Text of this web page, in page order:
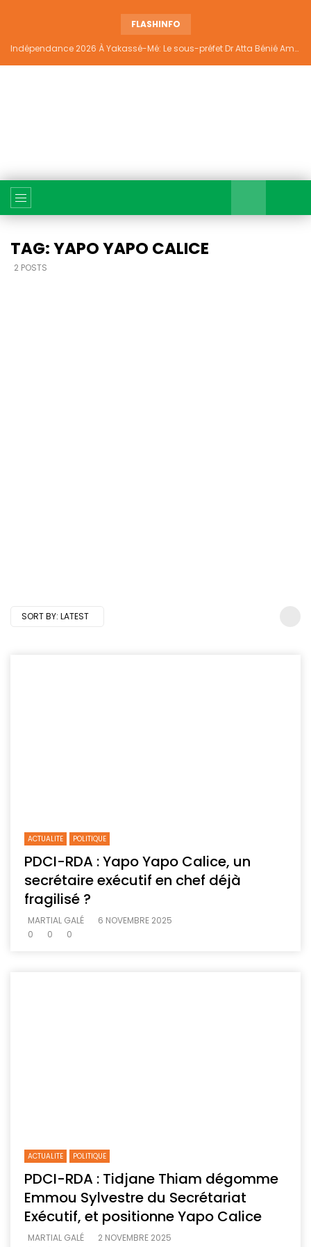
FLASHINFO
Indépendance 2026 À Yakassé-Mé: Le sous-préfet Dr Atta Bénié Amédé appelle à l’unité, à la sécurité et au développement
TAG: YAPO YAPO CALICE
2 POSTS
SORT BY: LATEST
ACTUALITE POLITIQUE
PDCI-RDA : Yapo Yapo Calice, un
secrétaire exécutif en chef déjà
fragilisé ?
MARTIAL GALÉ
6 NOVEMBRE 2025
0
0 0
ACTUALITE POLITIQUE
PDCI-RDA : Tidjane Thiam dégomme
Emmou Sylvestre du Secrétariat
Exécutif, et positionne Yapo Calice
MARTIAL GALÉ
2 NOVEMBRE 2025